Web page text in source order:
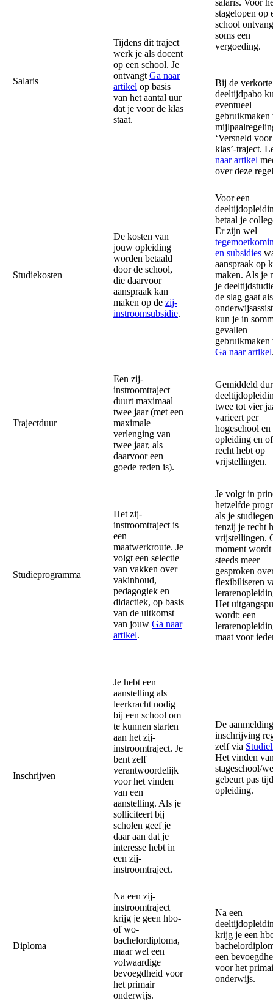
Salaris
Tijdens dit traject
werk je als docent
op een school. Je
ontvangt Ga naar
artikel op basis
van het aantal uur
dat je voor de klas
staat.
stagelopen op
school
soms een
vergoeding.
Bij de verkorte
deeltijdpabo
eventueel
gebruikmaken
‘Versneld
klas’-traject.
naar artikel
over deze
Studiekosten
De kosten van
jouw opleiding
worden betaald
door de school,
die daarvoor
aanspraak kan
maken op de zij-
instroomsubsidie.
Voor een
betaal je
Er zijn wel
en subsidies
aanspraak op
maken. Als je
je
de slag gaat als
kun je in
gevallen
gebruikmaken
Ga naar artikel
Trajectduur
Een zij-
instroomtraject
duurt maximaal
twee jaar (met een
maximale
verlenging van
twee jaar, als
daarvoor een
goede reden is).
Gemiddeld
twee tot vier
varieert per
hogeschool en
opleiding en
recht hebt op
vrijstellingen.
Studieprogramma
Het zij-
instroomtraject is
een
maatwerkroute. Je
volgt een selectie
van vakken over
vakinhoud,
pedagogiek en
didactiek, op basis
van de uitkomst
van jouw Ga naar
artikel.
Je volgt in
hetzelfde
als je
tenzij je recht
vrijstellingen.
moment wordt
steeds meer
gesproken
flexibiliseren
Het
wordt: een
maat voor
Inschrijven
Je hebt een
aanstelling als
leerkracht nodig
bij een school om
te kunnen starten
aan het zij-
instroomtraject. Je
bent zelf
verantwoordelijk
voor het vinden
van een
aanstelling. Als je
solliciteert bij
scholen geef je
daar aan dat je
interesse hebt in
een zij-
instroomtraject.
De
inschrijving
zelf via
Het vinden
stageschool/
gebeurt pas
opleiding.
Diploma
Na een zij-
instroomtraject
krijg je geen hbo-
of wo-
bachelordiploma,
maar wel een
volwaardige
bevoegdheid voor
het primair
onderwijs.
Na een
krijg je een
een
voor het
onderwijs.